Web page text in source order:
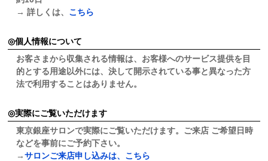
→ 詳しくは、 こちら
個人情報について
お客さまから収集される情報は、お客様へのサービス提供を目
的とする用途以外には、決して開示されている事と異なった方
法で利用することはありません。
実際にご覧いただけます
東京銀座サロンで実際にご覧いただけます。ご来店 ご希望日時
などを事前にご予約下さい。
→サロンご来店申し込みは、こちら